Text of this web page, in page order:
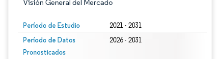
Visión General del Mercado
Período de Estudio 2021 - 2031
Período de Datos
Pronosticados
2026 - 2031